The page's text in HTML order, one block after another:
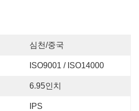
심천/중국
ISO9001 / ISO14000
6.95인치
IPS